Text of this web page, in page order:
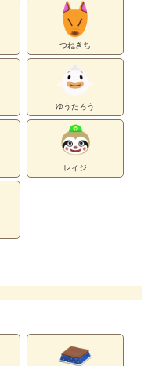
つねきち
ゆうたろう
レイジ